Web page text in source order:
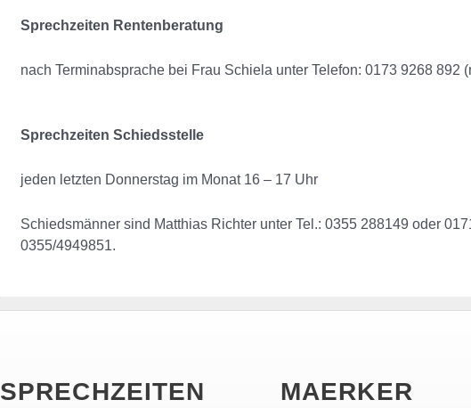
Sprechzeiten Rentenberatung
nach Terminabsprache bei Frau Schiela unter Telefon: 0173 9268 892
Sprechzeiten Schiedsstelle
jeden letzten Donnerstag im Monat 16 – 17 Uhr
Schiedsmänner sind Matthias Richter unter Tel.: 0355 288149 oder
0355/4949851.
SPRECHZEITEN MAERKER